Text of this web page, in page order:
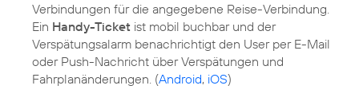
Verbindungen für die angegebene Reise-Verbindung.
Ein Handy-Ticket ist mobil buchbar und der
Verspätungsalarm benachrichtigt den User per E-Mail
oder Push-Nachricht über Verspätungen und
Fahrplanänderungen. (Android, iOS)